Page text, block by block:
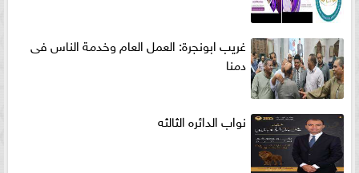
غريب ابونجرة: العمل العام وخدمة الناس فى
دمنا
نواب الدائره الثالثه